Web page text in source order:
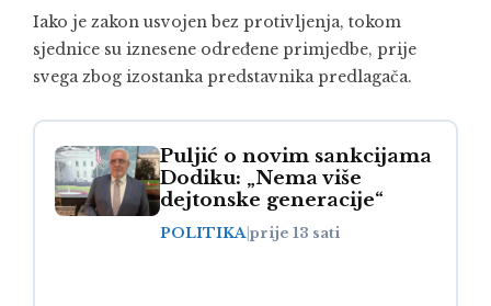
Iako je zakon usvojen bez protivljenja, tokom
sjednice su iznesene određene primjedbe, prije
svega zbog izostanka predstavnika predlagača.
Puljić o novim sankcijama
Dodiku: „Nema više
dejtonske generacije“
POLITIKAprije 13 sati